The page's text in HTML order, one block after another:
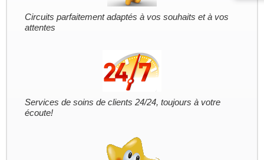
Circuits parfaitement adaptés à vos souhaits et à vos
attentes
Services de soins de clients 24/24, toujours à votre
écoute!